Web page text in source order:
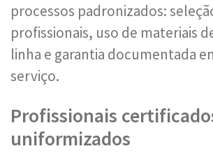
processos padronizados:
profissionais, uso de materiais
linha e garantia documentada
serviço.
Profissionais
uniformizados